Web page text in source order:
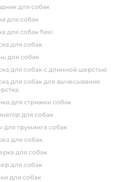
для собак
для собак
для собак flexi
для собак
для собак
для собак с длинной шерстью
для стрижки собак
для собак
для груминга собак
для собак
для собак
для собак
для собак